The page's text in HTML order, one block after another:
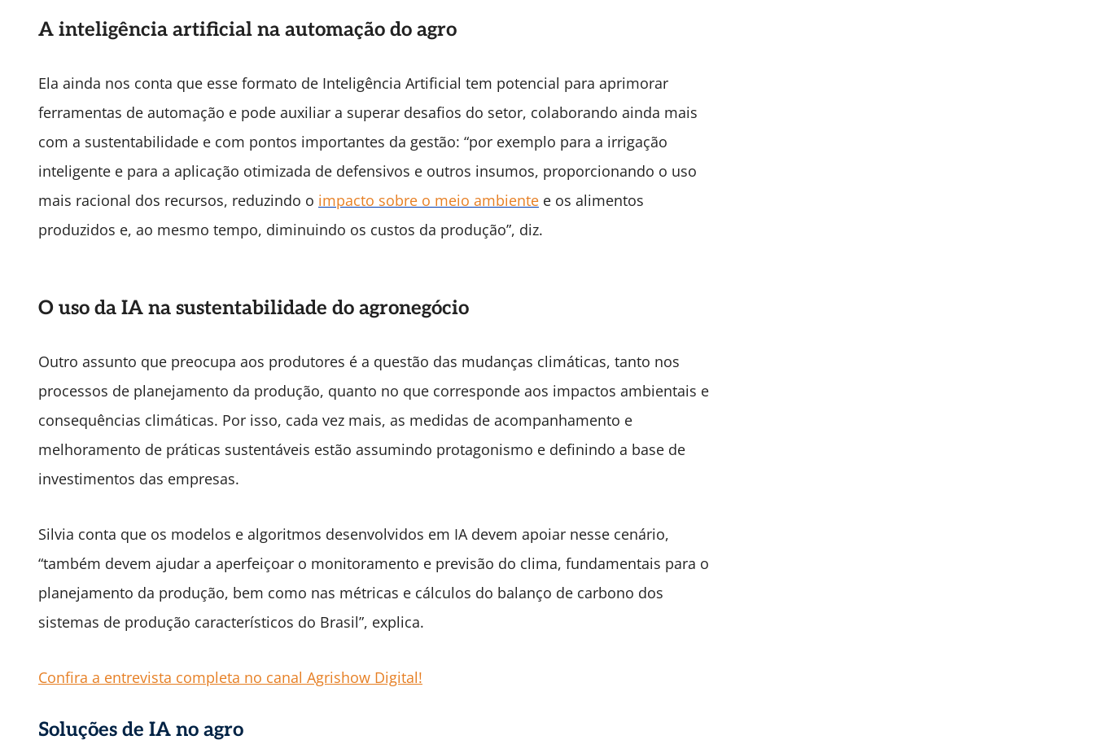
A inteligência artificial na automação do agro
Ela ainda nos conta que esse formato de Inteligência Artificial tem potencial para aprimorar
ferramentas de automação e pode auxiliar a superar desafios do setor, colaborando ainda mais
com a sustentabilidade e com pontos importantes da gestão: “por exemplo para a irrigação
inteligente e para a aplicação otimizada de defensivos e outros insumos, proporcionando o uso
mais racional dos recursos, reduzindo o impacto sobre o meio ambiente e os alimentos
produzidos e, ao mesmo tempo, diminuindo os custos da produção”, diz.
O uso da IA na sustentabilidade do agronegócio
Outro assunto que preocupa aos produtores é a questão das mudanças climáticas, tanto nos
processos de planejamento da produção, quanto no que corresponde aos impactos ambientais e
consequências climáticas. Por isso, cada vez mais, as medidas de acompanhamento e
melhoramento de práticas sustentáveis estão assumindo protagonismo e definindo a base de
investimentos das empresas.
Silvia conta que os modelos e algoritmos desenvolvidos em IA devem apoiar nesse cenário,
“também devem ajudar a aperfeiçoar o monitoramento e previsão do clima, fundamentais para o
planejamento da produção, bem como nas métricas e cálculos do balanço de carbono dos
sistemas de produção característicos do Brasil”, explica.
Confira a entrevista completa no canal Agrishow Digital!
Soluções de IA no agro